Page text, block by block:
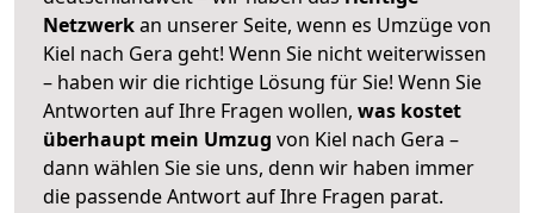
Netzwerkan unserer Seite, wenn es Umzüge von
Kiel nach Gera geht! Wenn Sie nicht weiterwissen
– haben wir die richtige Lösung für Sie! Wenn Sie
Antworten auf Ihre Fragen wollen, was kostet
überhaupt mein Umzug von Kiel nach Gera –
dann wählen Sie sie uns, denn wir haben immer
die passende Antwort auf Ihre Fragen parat.